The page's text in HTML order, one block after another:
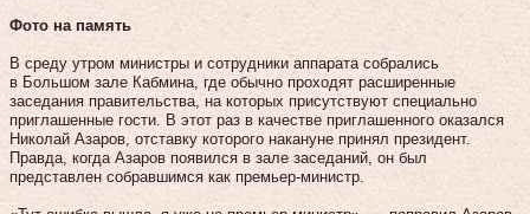
Фото на память
В среду утром министры и сотрудники аппарата собрались
в Большом зале Кабмина, где обычно проходят расширенные
заседания правительства, на которых присутствуют специально
приглашенные гости. В этот раз в качестве приглашенного оказался
Николай Азаров, отставку которого накануне принял президент.
Правда, когда Азаров появился в зале заседаний, он был
представлен собравшимся как премьер-министр.